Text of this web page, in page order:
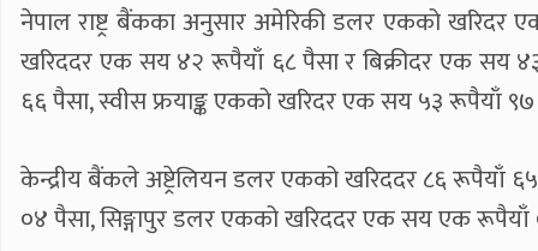
नेपाल राष्ट्र बैंकका अनुसार अमेरिकी डलर एकको
खरिददर एक सय ४२ रूपैयाँ ६८ पैसा र बिक्रीदर एक सय
६६ पैसा, स्वीस फ्रयाङ्क एकको खरिदर एक सय ५३ रूपैयाँ
केन्द्रीय बैंकले अष्ट्रेलियन डलर एकको खरिददर ८६ रूपैयाँ
०४ पैसा, सिङ्गापुर डलर एकको खरिददर एक सय एक रूपैयाँ